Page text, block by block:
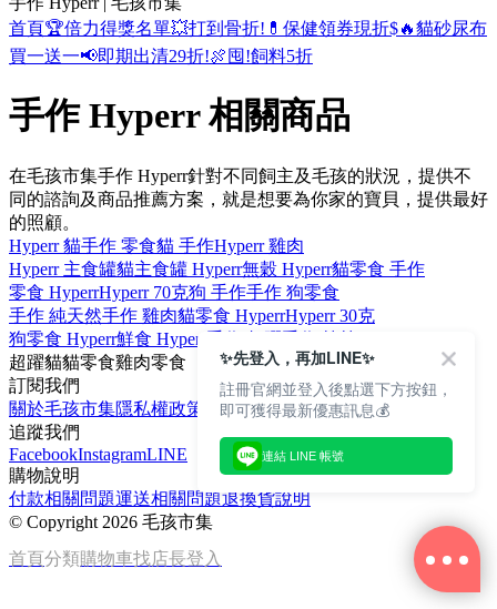
首頁🏆倍力得獎名單💥打到骨折! 💊保健領券現折$🔥貓砂尿布
買一送一📢即期出清29折!🍖囤!飼料5折
手作 Hyperr 相關商品
在毛孩市集手作 Hyperr針對不同飼主及毛孩的狀況，提供不
同的諮詢及商品推薦方案，就是想要為你家的寶貝，提供最好
的照顧。
Hyperr 貓手作 零食貓 手作Hyperr 雞肉
Hyperr 主食罐貓主食罐 Hyperr無穀 Hyperr貓零食 手作
零食 HyperrHyperr 70克狗 手作手作 狗零食
手作 純天然手作 雞肉貓零食 HyperrHyperr 30克
狗零食 Hyperr鮮食 Hyperr
超躍貓貓零食雞肉零食
訂閱我們
關於毛孩市集隱私權政策
文章
追蹤我們
FacebookInstagramLINE
購物說明
付款相關問題運送相關問題退換貨說明
© Copyright 2026 毛孩市集
首頁分類購物車找店長登入
✨先登入，再加LINE✨
註冊官網並登入後點選下方按鈕，
即可獲得最新優惠訊息💰
連結 LINE 帳號